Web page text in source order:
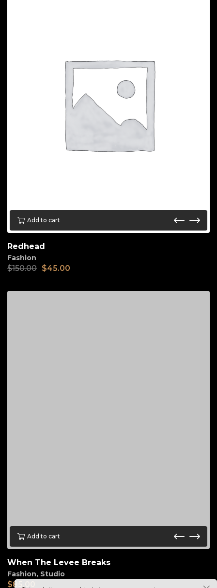
Add to cart
Redhead
Fashion
$150.00 $45.00
Add to cart
When The Levee Breaks
Fashion, Studio
$85.00